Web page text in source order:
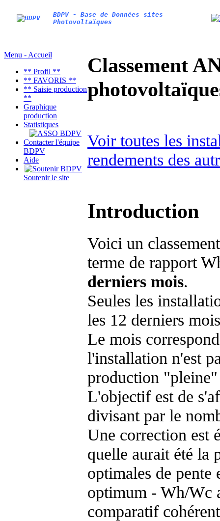
BDPV - Base de Données sites
Photovoltaïques
Menu - Accueil
** Profil **
** FAVORIS **
** Saisie production
**
Graphique
production
Statistiques
Contacter l'équipe
BDPV
Aide
Soutenir le site
Classement
Voir toutes les
rendements des
Introduction
Voici un
terme de rapport
derniers mois.
Seules les
les 12 derniers
Le mois
l'installation n'est
production "pleine"
L'objectif est de
divisant par le
Une correction est
quelle aurait été la
optimales de
optimum - Wh/Wc
comparatif